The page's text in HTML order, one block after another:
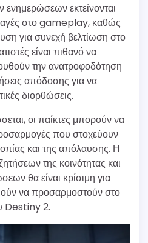
εκτείνονται
στο gameplay, καθώς
για συνεχή βελτίωση στο
είναι πιθανό να
την ανατροφοδότηση
απόδοσης για να
διορθώσεις.
οι παίκτες μπορούν να
που στοχεύουν
και της απόλαυσης. Η
της κοινότητας και
θα είναι κρίσιμη για
να προσαρμοστούν στο
Destiny 2.